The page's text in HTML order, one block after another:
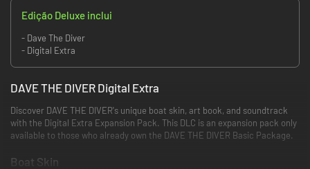
Edição Deluxe inclui
- Dave The Diver
- Digital Extra
DAVE THE DIVER Digital Extra
Discover DAVE THE DIVER's unique boat skin, art book, and soundtrack
with the Digital Extra Expansion Pack. This DLC is an expansion pack only
available to those who already own the DAVE THE DIVER Basic Package.
Boat Skin